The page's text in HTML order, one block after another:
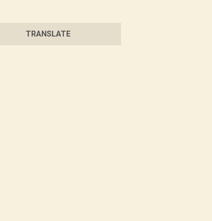
TRANSLATE